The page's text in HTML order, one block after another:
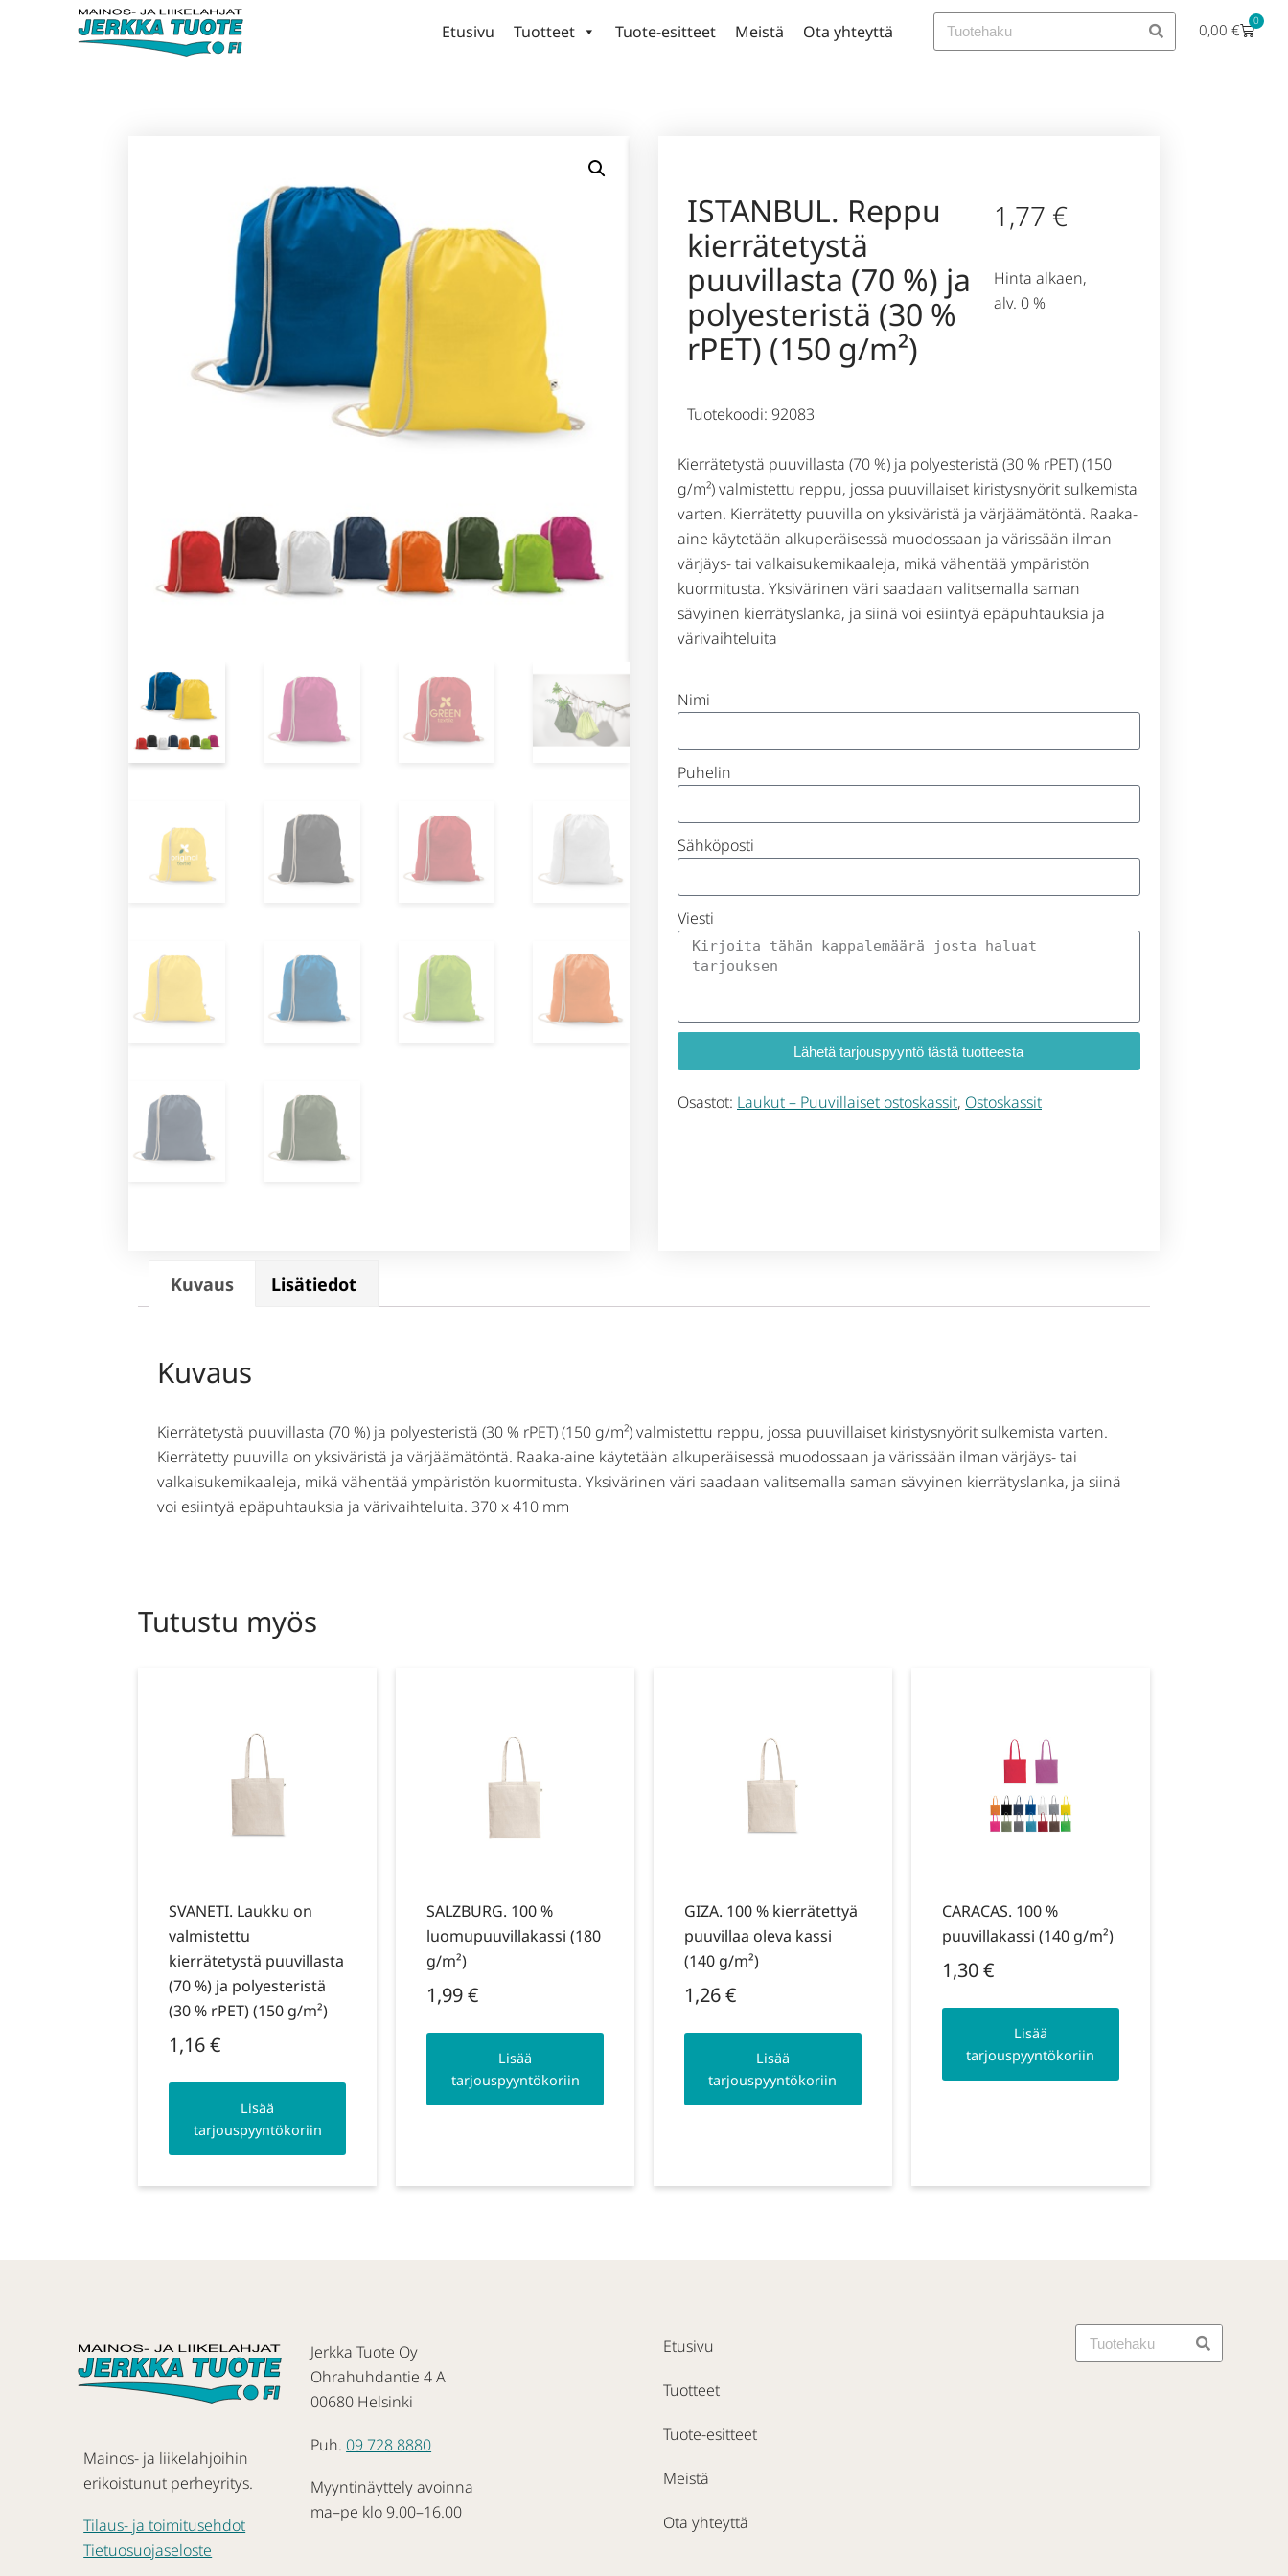
Etusivu Tuotteet Tuote-esitteet Meistä Ota yhteyttä 0,00€ 0
ISTANBUL. Reppu
kierrätetystä
puuvillasta (70 %) ja
polyesteristä (30 %
rPET) (150 g/m²)
Tuotekoodi: 92083
1,77 €
Hinta alkaen,
alv. 0 %
Kierrätetystä puuvillasta (70 %) ja polyesteristä (30 % rPET) (150
g/m²) valmistettu reppu, jossa puuvillaiset kiristysnyörit sulkemista
varten. Kierrätetty puuvilla on yksiväristä ja värjäämätöntä. Raaka-
aine käytetään alkuperäisessä muodossaan ja värissään ilman
värjäys- tai valkaisukemikaaleja, mikä vähentää ympäristön
kuormitusta. Yksivärinen väri saadaan valitsemalla saman
sävyinen kierrätyslanka, ja siinä voi esiintyä epäpuhtauksia ja
värivaihteluita
Nimi
Puhelin
Sähköposti
Viesti
Lähetä tarjouspyyntö tästä tuotteesta
Osastot: Laukut – Puuvillaiset ostoskassit, Ostoskassit
Kuvaus Lisätiedot
Kuvaus
Kierrätetystä puuvillasta (70 %) ja polyesteristä (30 % rPET) (150 g/m²) valmistettu reppu, jossa puuvillaiset kiristysnyörit sulkemista varten.
Kierrätetty puuvilla on yksiväristä ja värjäämätöntä. Raaka-aine käytetään alkuperäisessä muodossaan ja värissään ilman värjäys- tai
valkaisukemikaaleja, mikä vähentää ympäristön kuormitusta. Yksivärinen väri saadaan valitsemalla saman sävyinen kierrätyslanka, ja siinä
voi esiintyä epäpuhtauksia ja värivaihteluita. 370 x 410 mm
Tutustu myös
SVANETI. Laukku on
valmistettu
kierrätetystä puuvillasta
(70 %) ja polyesteristä
(30 % rPET) (150 g/m²)
1,16€
Lisää
tarjouspyyntökoriin
SALZBURG. 100 %
luomupuuvillakassi (180
g/m²)
1,99€
Lisää
tarjouspyyntökoriin
GIZA. 100 % kierrätettyä
puuvillaa oleva kassi
(140 g/m²)
1,26€
Lisää
tarjouspyyntökoriin
CARACAS. 100 %
puuvillakassi (140 g/m²)
1,30€
Lisää
tarjouspyyntökoriin
Mainos- ja liikelahjoihin
erikoistunut perheyritys.
Tilaus- ja toimitusehdot
Tietuosuojaseloste
Jerkka Tuote Oy
Ohrahuhdantie 4 A
00680 Helsinki
Puh. 09 728 8880
Myyntinäyttely avoinna
ma–pe klo 9.00–16.00
Etusivu
Tuotteet
Tuote-esitteet
Meistä
Ota yhteyttä